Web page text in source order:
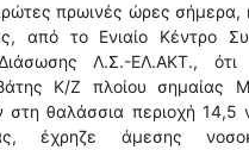
πρωινές ώρες σήμερα,
από το Ενιαίο Κέντρο
Λ.Σ.-ΕΛ.ΑΚΤ., ότι
Κ/Ζ πλοίου σημαίας
στη θαλάσσια περιοχή 14,5
έχρηζε άμεσης